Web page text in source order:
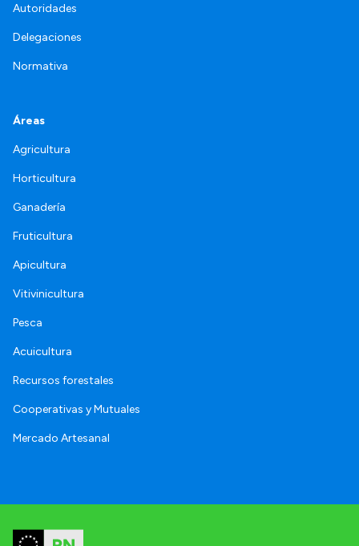
Autoridades
Delegaciones
Normativa
Áreas
Agricultura
Horticultura
Ganadería
Fruticultura
Apicultura
Vitivinicultura
Pesca
Acuicultura
Recursos forestales
Cooperativas y Mutuales
Mercado Artesanal